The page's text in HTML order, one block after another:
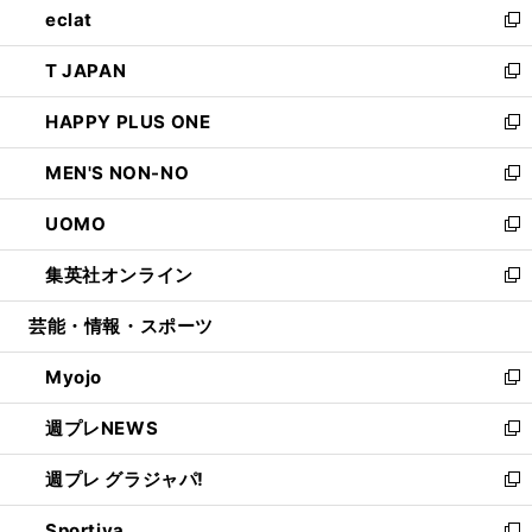
く
で
開
く
ド
ウ
で
開
く
ィ
ン
ド
ウ
で
開
く
い
ウ
ィ
ン
ド
ウ
で
開
く
eclat
新
し
い
ウ
ィ
ン
ド
ウ
で
開
く
T JAPAN
新
し
い
ウ
ィ
ン
ド
ウ
で
開
HAPPY PLUS ONE
新
し
い
ウ
ィ
ン
ド
ウ
開
く
MEN'S NON-NO
新
し
い
ウ
ィ
ン
ウ
で
開
く
UOMO
新
し
い
ウ
ン
ド
ウ
で
開
く
集英社オンライン
新
し
ウ
ィ
ン
ド
ウ
で
開
芸能・情報・スポーツ
Myojo
新
し
い
ウ
ィ
ン
週プレNEWS
新
し
い
ウ
週プレ グラジャパ!
新
し